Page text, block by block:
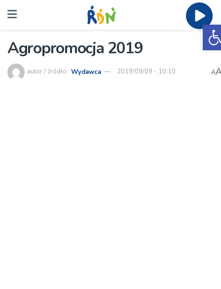
Agropromocja 2019
autor / źródło: Wydawca 2019/09/09 - 10:10 A